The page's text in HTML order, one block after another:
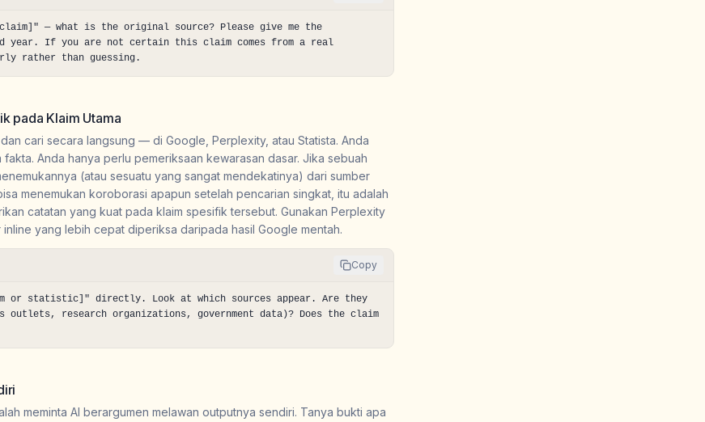
— what is the original source? Please give me the
year. If you are not certain this claim comes from a real
rather than guessing.
pada Klaim Utama
cari secara langsung — di Google, Perplexity, atau Statista. Anda
Anda hanya perlu pemeriksaan kewarasan dasar. Jika sebuah
(atau sesuatu yang sangat mendekatinya) dari sumber
menemukan koroborasi apapun setelah pencarian singkat, itu adalah
catatan yang kuat pada klaim spesifik tersebut. Gunakan Perplexity
yang lebih cepat diperiksa daripada hasil Google mentah.
Copy
or statistic]" directly. Look at which sources appear. Are they
research organizations, government data)? Does the claim
meminta AI berargumen melawan outputnya sendiri. Tanya bukti apa